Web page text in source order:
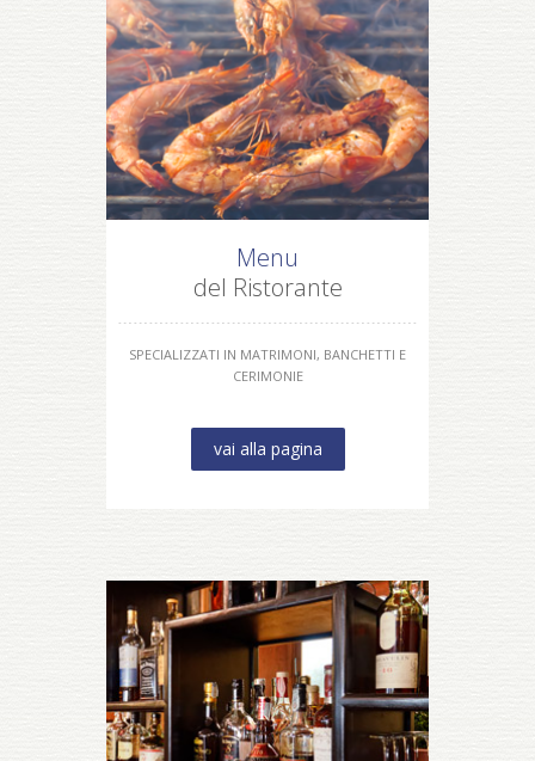
Menu
del Ristorante
SPECIALIZZATI IN MATRIMONI, BANCHETTI E
CERIMONIE
vai alla pagina